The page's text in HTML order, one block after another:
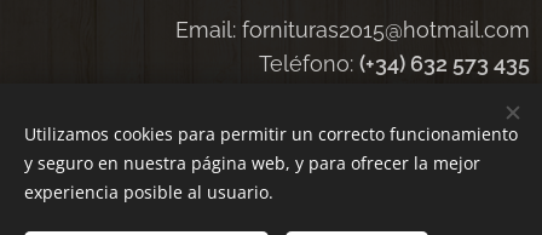
Email: fornituras2015@hotmail.com
Teléfono: (+34) 632 573 435
Cookies
Utilizamos cookies para permitir un correcto funcionamiento
y seguro en nuestra página web, y para ofrecer la mejor
experiencia posible al usuario.